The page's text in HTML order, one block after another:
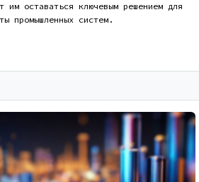
им оставаться ключевым решением для
промышленных систем.